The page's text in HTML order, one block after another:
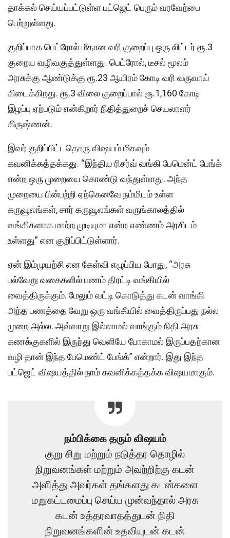
தாக்கல் செய்யப்பட்டுள்ள பட்ஜெட் பெரும் வரவேற்பை
பெற்றுள்ளது.
குறிப்பாக பெட்ரோல் மீதான வரி குறைப்பு ஒரு லிட்டர் ரூ.3
குறைய வழிவகுத்துள்ளது. பெட்ரோல், டீசல் மூலம்
அரசுக்கு ஆண்டுக்கு ரூ.23 ஆயிரம் கோடி வரி வருவாய்
கிடைக்கிறது. ரூ.3 விலை குறைப்பால் ரூ.1,160 கோடி
இழப்பு ஏற்படும் என்கிறார் நிதித்துறைச் செயலாளர்
கிருஷ்ணன்.
இவர் குறிப்பிட்டதொரு விஷயம் மிகவும்
கவனிக்கத்தக்கது. “இந்திய ரிசர்வ் வங்கி பேமென்ட் பேங்க்
என்ற ஒரு முறையை கொண்டு வந்துள்ளது. அந்த
முறையை பின்பற்றி ஏற்கெனவே நம்மிடம் உள்ள
கருவூலங்கள், சார் கருவூலங்கள் வருங்காலத்தில்
வங்கிகளாக மாற்ற முடியுமா என்ற எண்ணம் அரசிடம்
உள்ளது” என குறிப்பிட்டுள்ளார்.
ஏன் இம்முயற்சி என கேள்வி எழுப்பிய போது, “அரசு
பல்வேறு வகைகளில் பணம் திரட்டி வங்கியில்
வைத்திருக்கும். மேலும் வட்டி கொடுத்து கடன் வாங்கி
அந்த பணத்தை வேறு ஒரு வங்கியில் வைத்திருப்பது நல்ல
முறை அல்ல. அவ்வாறு இல்லாமல் வாங்கும் நிதி அரசு
கணக்குகளில் இருந்து வெளியே போகாமல் இருப்பதற்கான
வழி தான் இந்த பேமெண்ட் பேங்க்” என்றார். இது இந்த
பட்ஜெட் விஷயத்தில் நாம் கவனிக்கத்தக்க விஷயமாகும்.
நம்பிக்கை தரும் விஷயம்
குறு சிறு மற்றும் நடுத்தர தொழில்
நிறுவனங்கள் மற்றும் அவற்றிற்கு கடன்
அளித்து அவர்கள் தங்களது கடன்களை
மறுகட்டமைப்பு செய்ய முன்வந்தால் அரசு
கடன் உத்தரவாதத்துடன் நிதி
நிறுவனங்களின் உதவியுடன் கடன்